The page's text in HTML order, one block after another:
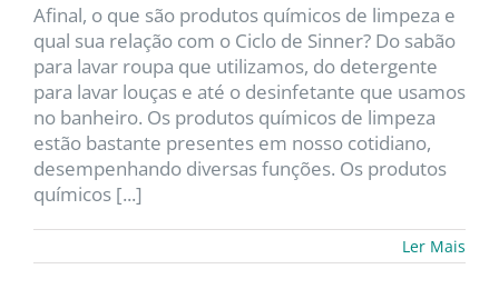
Afinal, o que são produtos químicos de limpeza e
qual sua relação com o Ciclo de Sinner? Do sabão
para lavar roupa que utilizamos, do detergente
para lavar louças e até o desinfetante que usamos
no banheiro. Os produtos químicos de limpeza
estão bastante presentes em nosso cotidiano,
desempenhando diversas funções. Os produtos
químicos [...]
Ler Mais